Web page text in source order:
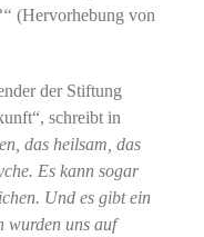
(Hervorhebung von
der Stiftung
schreibt in
das heilsam, das
Es kann sogar
Und es gibt ein
wurden uns auf